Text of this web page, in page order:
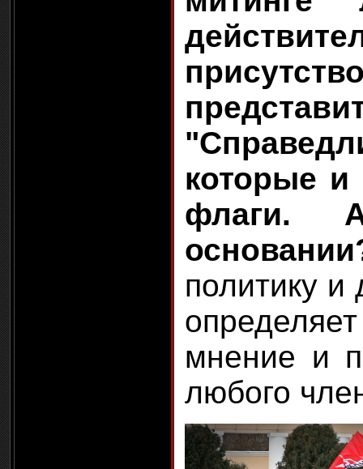
которые и
флаги.
политику и
мнение и
любого